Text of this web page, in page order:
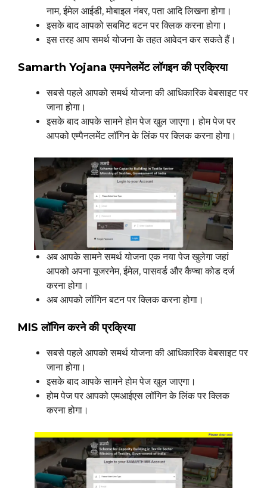
नाम, ईमेल आईडी, मोबाइल नंबर, पता आदि लिखना होगा।
इसके बाद आपको सबमिट बटन पर क्लिक करना होगा।
इस तरह आप समर्थ योजना के तहत आवेदन कर सकते हैं।
Samarth Yojana एमपनेलमेंट लॉगइन की प्रक्रिया
सबसे पहले आपको समर्थ योजना की आधिकारिक वेबसाइट पर
जाना होगा।
इसके बाद आपके सामने होम पेज खुल जाएगा। होम पेज पर
आपको एम्पैनलमेंट लॉगिन के लिंक पर क्लिक करना होगा।
अब आपके सामने समर्थ योजना एक नया पेज खुलेगा जहां
आपको अपना यूजरनेम, ईमेल, पासवर्ड और कैप्चा कोड दर्ज
करना होगा।
अब आपको लॉगिन बटन पर क्लिक करना होगा।
MIS लॉगिन करने की प्रक्रिया
सबसे पहले आपको समर्थ योजना की आधिकारिक वेबसाइट पर
जाना होगा।
इसके बाद आपके सामने होम पेज खुल जाएगा।
होम पेज पर आपको एमआईएस लॉगिन के लिंक पर क्लिक
करना होगा।